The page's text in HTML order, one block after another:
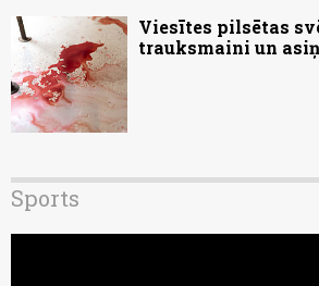
Viesītes pilsētas
trauksmaini un
Sports